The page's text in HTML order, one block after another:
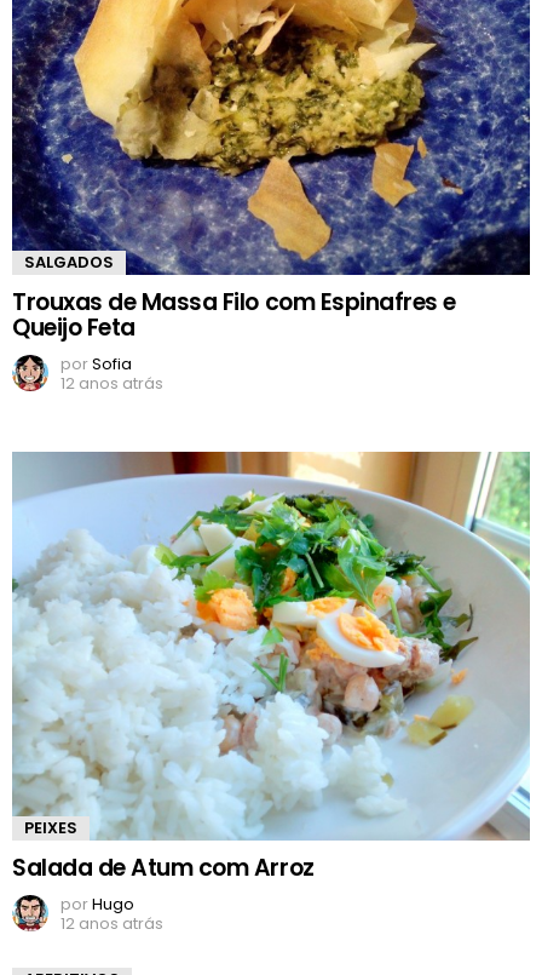
SALGADOS
Trouxas de Massa Filo com Espinafres e
Queijo Feta
porSofia
12 anos atrás
PEIXES
Salada de Atum com Arroz
porHugo
12 anos atrás